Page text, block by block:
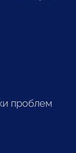
проблем